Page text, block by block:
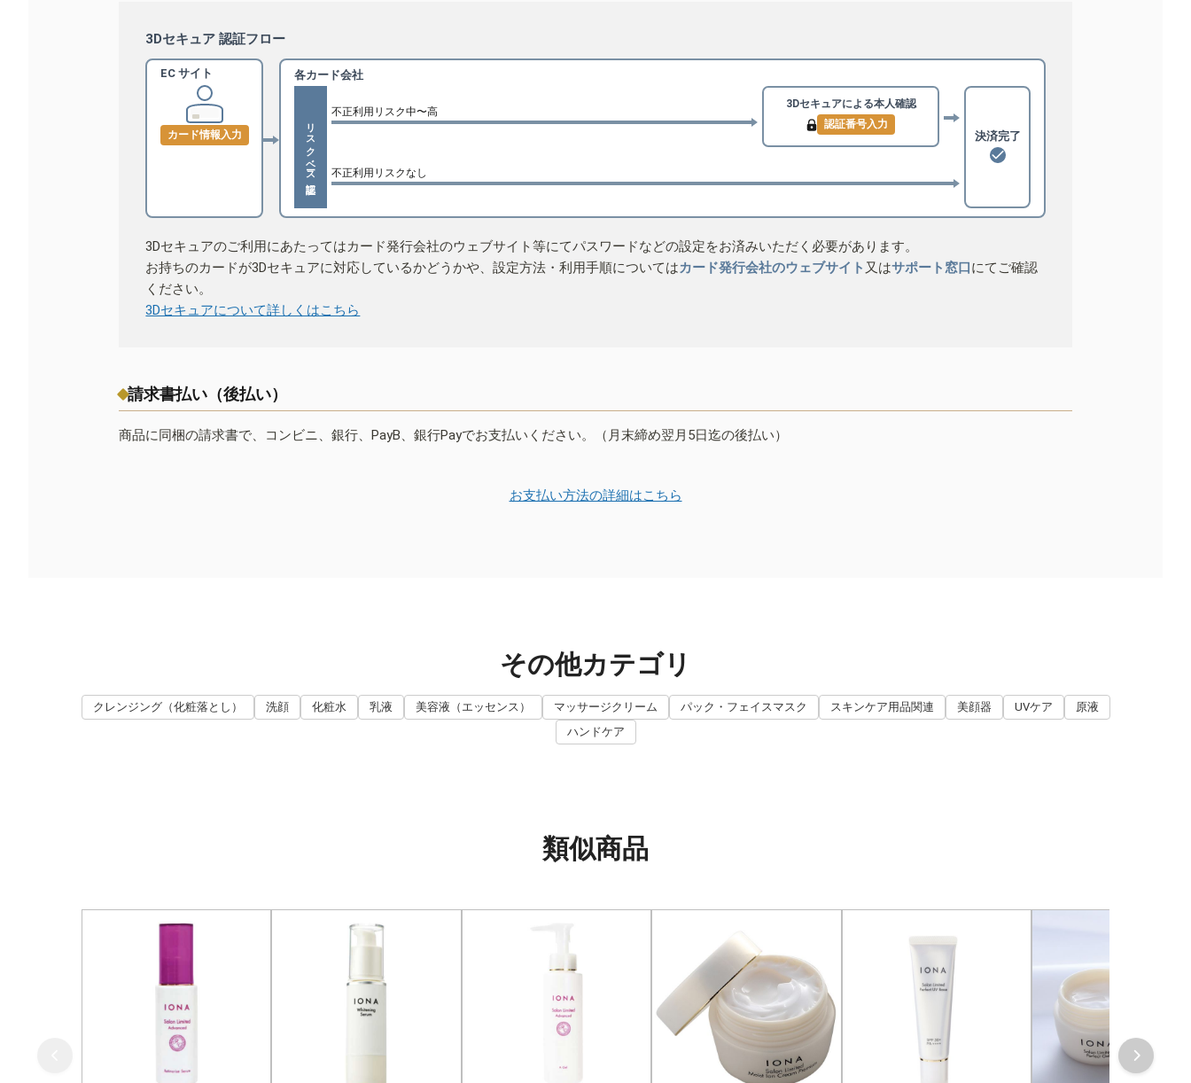
3Dセキュア 認証フロー
EC サイト
カード情報入力
各カード会社
リスクベース認証
不正利用リスク中〜高
3Dセキュアによる本人確認
認証番号入力
不正利用リスクなし
決済完了
3Dセキュアのご利用にあたってはカード発行会社のウェブサイト等にてパスワードなどの設定をお済みいただく必要があります。
お持ちのカードが3Dセキュアに対応しているかどうかや、設定方法・利用手順についてはカード発行会社のウェブサイト 又はサポート窓口にてご確認
ください。
3Dセキュアについて詳しくはこちら
請求書払い（後払い）
商品に同梱の請求書で、コンビニ、銀行、PayB、銀行Payでお支払いください。（月末締め翌月5日迄の後払い）
お支払い方法の詳細はこちら
その他カテゴリ
クレンジング（化粧落とし） 洗顔 化粧水 乳液 美容液（エッセンス） マッサージクリーム パック・フェイスマスク スキンケア用品関連 美顔器 UVケア
原液
ハンドケア
類似商品